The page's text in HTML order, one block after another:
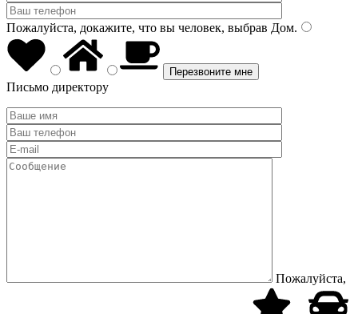
Пожалуйста, докажите, что вы человек, выбрав Дом.
Письмо директору
Пожалуйста,